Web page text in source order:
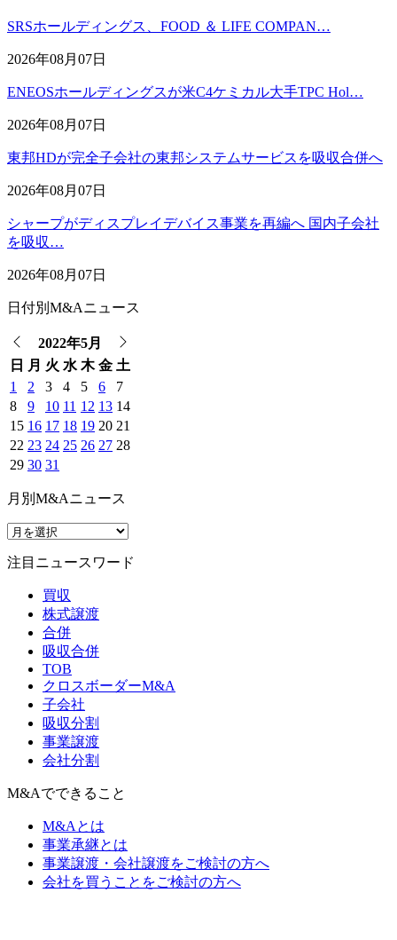
SRSホールディングス、FOOD ＆ LIFE COMPAN…
2026年08月07日
ENEOSホールディングスが米C4ケミカル大手TPC Hol…
2026年08月07日
東邦HDが完全子会社の東邦システムサービスを吸収合併へ
2026年08月07日
シャープがディスプレイデバイス事業を再編へ 国内子会社
を吸収…
2026年08月07日
日付別M&Aニュース
2022年5月
日
月 火 水 木 金 土
1
2 3 4 5 6
7
8
9 10 11 12 13 14
15 16 17 18 19 20 21
22 23 24 25 26 27 28
29 30 31
月別M&Aニュース
注目ニュースワード
買収
株式譲渡
合併
吸収合併
TOB
クロスボーダーM&A
子会社
吸収分割
事業譲渡
会社分割
M&Aでできること
M&Aとは
事業承継とは
事業譲渡・会社譲渡をご検討の方へ
会社を買うことをご検討の方へ